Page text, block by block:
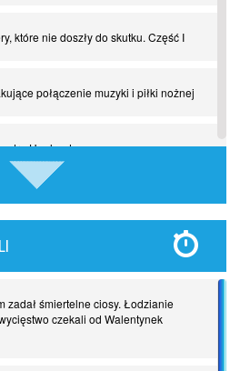
które nie doszły do skutku. Część I
połączenie muzyki i piłki nożnej
Haaland
wilk będzie syty, a owca cała?
i inne przypadki
zadał śmiertelne ciosy. Łodzianie
czekali od Walentynek